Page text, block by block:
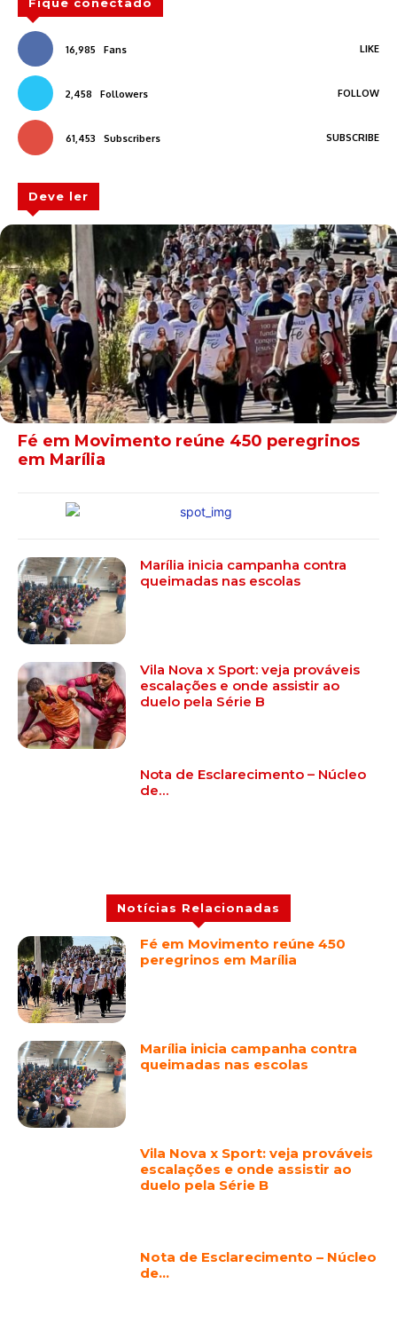
16,985 Fans LIKE
2,458 Followers FOLLOW
61,453 Subscribers SUBSCRIBE
Deve ler
Fé em Movimento reúne 450 peregrinos
em Marília
Marília inicia campanha contra
queimadas nas escolas
Vila Nova x Sport: veja prováveis
escalações e onde assistir ao
duelo pela Série B
Nota de Esclarecimento – Núcleo
de…
Notícias Relacionadas
Fé em Movimento reúne 450
peregrinos em Marília
Marília inicia campanha contra
queimadas nas escolas
Vila Nova x Sport: veja prováveis
escalações e onde assistir ao
duelo pela Série B
Nota de Esclarecimento – Núcleo
de…